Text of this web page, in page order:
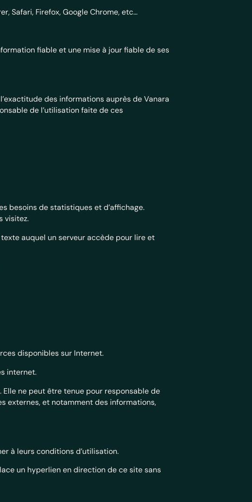
Safari, Firefox, Google Chrome, etc…
fiable et une mise à jour fiable de ses
des informations auprès de Vanara
de l’utilisation faite de ces
besoins de statistiques et d’affichage.
visitez.
auquel un serveur accède pour lire et
disponibles sur Internet.
internet.
ne peut être tenue pour responsable de
externes, et notamment des informations,
à leurs conditions d’utilisation.
un hyperlien en direction de ce site sans